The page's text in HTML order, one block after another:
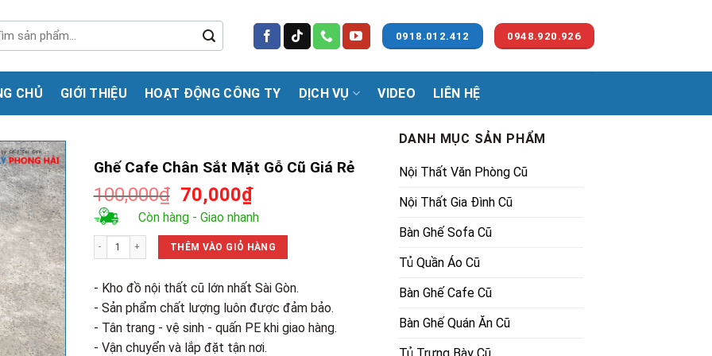
0918.012.412 0948.920.926
CHỦ GIỚI THIỆU HOẠT ĐỘNG CÔNG TY DỊCH VỤ VIDEO LIÊN HỆ
Ghế Cafe Chân Sắt Mặt Gỗ Cũ Giá Rẻ
100,000₫ Giá
gốc
là:
100,000₫.
70,000₫Giá
hiện
tại
là:
Còn hàng - Giao nhanh
Ghế Cafe Chân Sắt Mặt Gỗ Cũ Giá Rẻ số lượng
THÊM VÀO GIỎ HÀNG
- Kho đồ nội thất cũ lớn nhất Sài Gòn.
- Sản phẩm chất lượng luôn được đảm bảo.
- Tân trang - vệ sinh - quấn PE khi giao hàng.
- Vận chuyển và lắp đặt tận nơi.
DANH MỤC SẢN PHẨM
Nội Thất Văn Phòng Cũ
Nội Thất Gia Đình Cũ
Bàn Ghế Sofa Cũ
Tủ Quần Áo Cũ
Bàn Ghế Cafe Cũ
Bàn Ghế Quán Ăn Cũ
Tủ Trưng Bày Cũ